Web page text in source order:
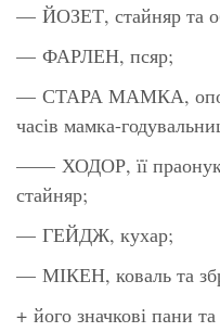
— ЙОЗЕТ, стайняр та
— ФАРЛЕН, псяр;
— СТАРА МАМКА,
часів мамка-
—— ХОДОР, її праонук,
стайняр;
— ГЕЙДЖ, кухар;
— МІКЕН, коваль та
+ його значкові пани та